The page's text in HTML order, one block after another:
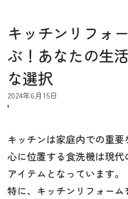
キッチンリフォ
ぶ！あなたの生
な選択
2024年6月15日
'
キッチンは家庭内での重
心に位置する食洗機は現
アイテムとなっています。
特に、キッチンリフォー